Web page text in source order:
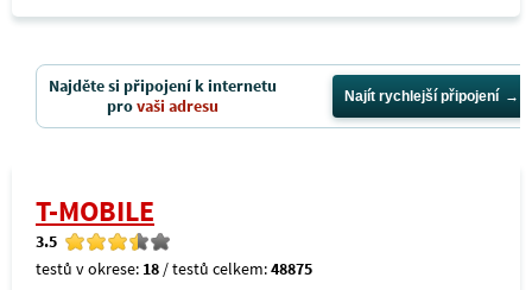
Najděte si připojení k internetu
provaši adresu Najít rychlejší připojení
T-MOBILE
3.5
testů v okrese: 18 / testů celkem:48875